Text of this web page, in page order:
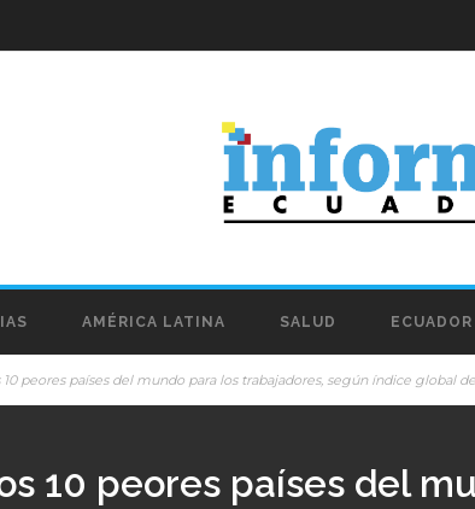
AMÉRICA LATINA SALUD ECUADOR
peores países del mundo para los trabajadores, según índice global
10 peores países del